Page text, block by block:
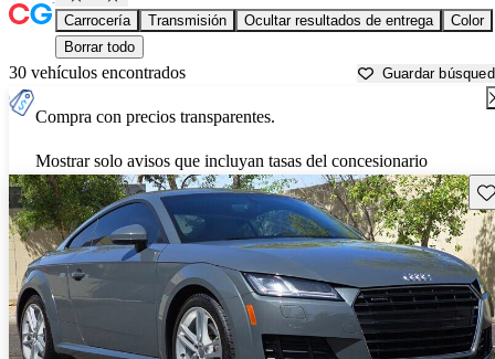
Carrocería Transmisión Ocultar resultados de entrega
Color
Borrar todo
30 vehículos encontrados Guardar
Compra con precios transparentes.
Mostrar solo avisos que incluyan tasas del concesionario